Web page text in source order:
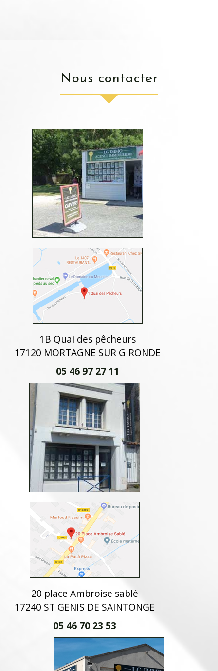
nous contacter
1B Quai des pêcheurs
17120 MORTAGNE SUR GIRONDE
05 46 97 27 11
20 place Ambroise sablé
17240 ST GENIS DE SAINTONGE
05 46 70 23 53